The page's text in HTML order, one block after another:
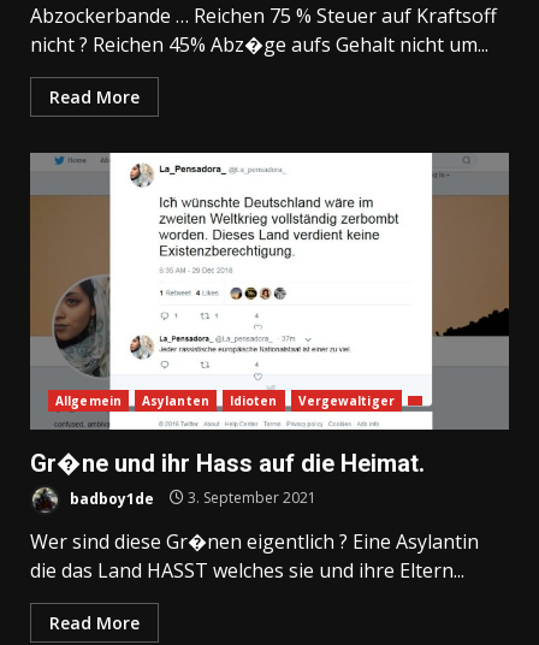
Abzockerbande … Reichen 75 % Steuer auf Kraftsoff
nicht ? Reichen 45% Abz�ge aufs Gehalt nicht um...
Read More
Allgemein Asylanten Idioten Vergewaltiger
Gr�ne und ihr Hass auf die Heimat.
badboy1de 3. September 2021
Wer sind diese Gr�nen eigentlich ? Eine Asylantin
die das Land HASST welches sie und ihre Eltern...
Read More